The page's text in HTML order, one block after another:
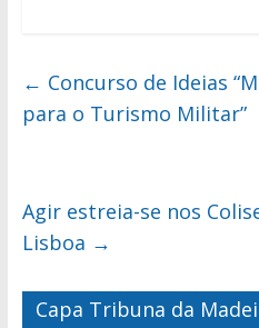
← Concurso de Ideias
para o Turismo Militar”
Agir estreia-se nos
Lisboa →
Capa Tribuna da